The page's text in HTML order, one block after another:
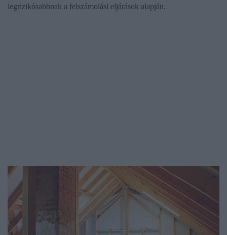
legrizikósabbnak a felszámolási eljárások alapján.